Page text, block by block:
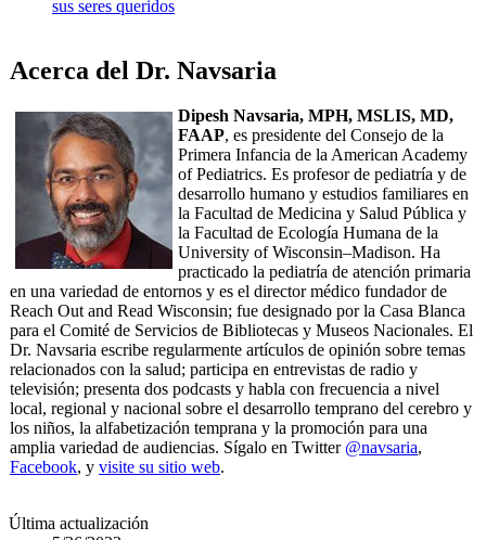
sus seres queridos
Acerca del Dr. Navsaria
Dipesh Navsaria, MPH, MSLIS, MD,
FAAP, es presidente del Consejo de la
Primera Infancia de la American Academy
of Pediatrics. Es profesor de pediatría y de
desarrollo humano y estudios familiares en
la Facultad de Medicina y Salud Pública y
la Facultad de Ecología Humana de la
University of Wisconsin–Madison. Ha
practicado la pediatría de atención primaria
en una variedad de entornos y es el director médico fundador de
Reach Out and Read Wisconsin; fue designado por la Casa Blanca
para el Comité de Servicios de Bibliotecas y Museos Nacionales. El
Dr. Navsaria escribe regularmente artículos de opinión sobre temas
relacionados con la salud; participa en entrevistas de radio y
televisión; presenta dos podcasts y habla con frecuencia a nivel
local, regional y nacional sobre el desarrollo temprano del cerebro y
los niños, la alfabetización temprana y la promoción para una
amplia variedad de audiencias. Sígalo en Twitter @navsaria,
Facebook, y visite su sitio web.
Última actualización